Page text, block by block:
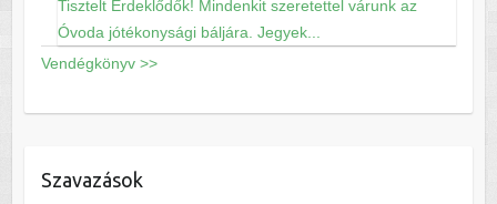
Tisztelt Érdeklődők! Mindenkit szeretettel várunk az
Óvoda jótékonysági báljára. Jegyek...
Vendégkönyv >>
Szavazások